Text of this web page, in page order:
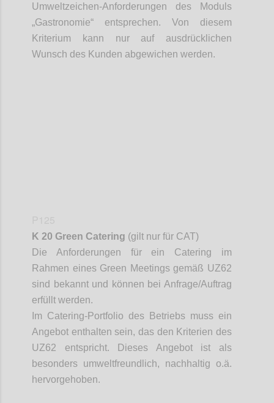
Umweltzeichen-Anforderungen des Moduls
„Gastronomie“ entsprechen. Von diesem
Kriterium kann nur auf ausdrücklichen
Wunsch des Kunden abgewichen werden.
K 20 Green Catering (gilt nur für CAT)
Die Anforderungen für ein Catering im
Rahmen eines Green Meetings gemäß UZ62
sind bekannt und können bei Anfrage/Auftrag
erfüllt werden.
Im Catering-Portfolio des Betriebs muss ein
Angebot enthalten sein, das den Kriterien des
UZ62 entspricht. Dieses Angebot ist als
besonders umweltfreundlich, nachhaltig o.ä.
hervorgehoben.